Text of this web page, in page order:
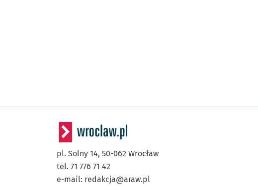
pl. Solny 14, 50-062 Wrocław
tel. 71 776 71 42
e-mail: redakcja@araw.pl